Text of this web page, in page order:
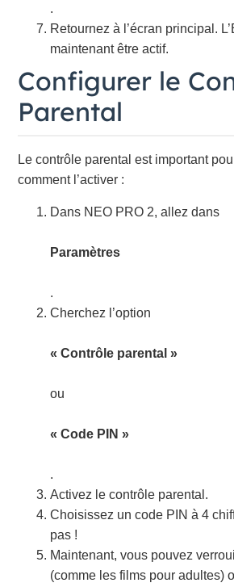
.
Retournez à l’écran principal.
maintenant être actif.
Configurer le
Parental
Le contrôle parental est important
comment l’activer :
Dans NEO PRO 2, allez dans
Paramètres
.
Cherchez l’option
« Contrôle parental »
ou
« Code PIN »
.
Activez le contrôle parental.
Choisissez un code PIN à 4
pas !
Maintenant, vous pouvez
(comme les films pour adultes)